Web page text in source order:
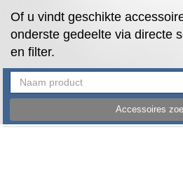
Of u vindt geschikte
onderste gedeelte via directe
en filter.
Accessoires